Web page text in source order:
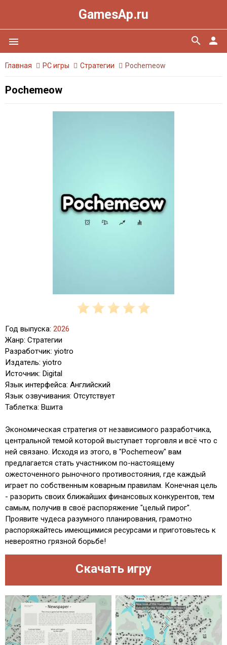
GamesAp.ru
menu person
search
Главная PC игры Стратегии Pochemeow
Pochemeow
Год выпуска: 2026
Жанр: Стратегии
Разработчик: yiotro
Издатель: yiotro
Источник: Digital
Язык интерфейса: Английский
Язык озвучивания: Отсутствует
Таблетка: Вшита
Экономическая стратегия от независимого разработчика,
центральной темой которой выступает торговля и всё что с
ней связано. Исходя из этого, в "Pochemeow" вам
предлагается стать участником по-настоящему
ожесточенного рыночного противостояния, где каждый
играет по собственным коварным правилам. Конечная цель
- разорить своих ближайших финансовых конкурентов, тем
самым, получив в своё распоряжение "целый пирог".
Проявите чудеса разумного планирования, грамотно
распоряжайтесь имеющимися ресурсами и приготовьтесь к
невероятно грязной борьбе!
Скачать игру